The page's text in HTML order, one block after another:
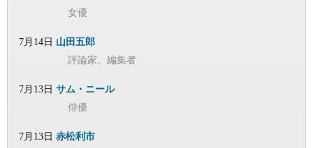
女優
7月14日 山田五郎
評論家、編集者
7月13日 サム・ニール
俳優
7月13日 赤松利市